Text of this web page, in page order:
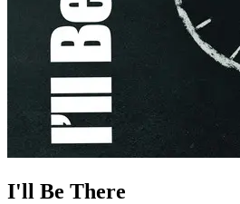
I'll Be There